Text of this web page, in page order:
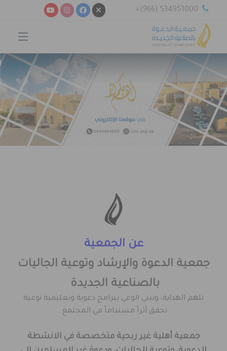
+(966) 534951000
Next
عن الجمعية
جمعية الدعوة والإرشاد وتوعية الجاليات
بالصناعية الجديدة
نلهم الهداية، ونبني الوعي ببرامج دعوية وتعليمية نوعية
تحقق أثراً مستداماً في المجتمع.
جمعية أهلية غير ربحية متخصصة في الانشطة